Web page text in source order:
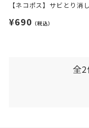
【ネコポス】サビとり消
¥690 （税込）
全